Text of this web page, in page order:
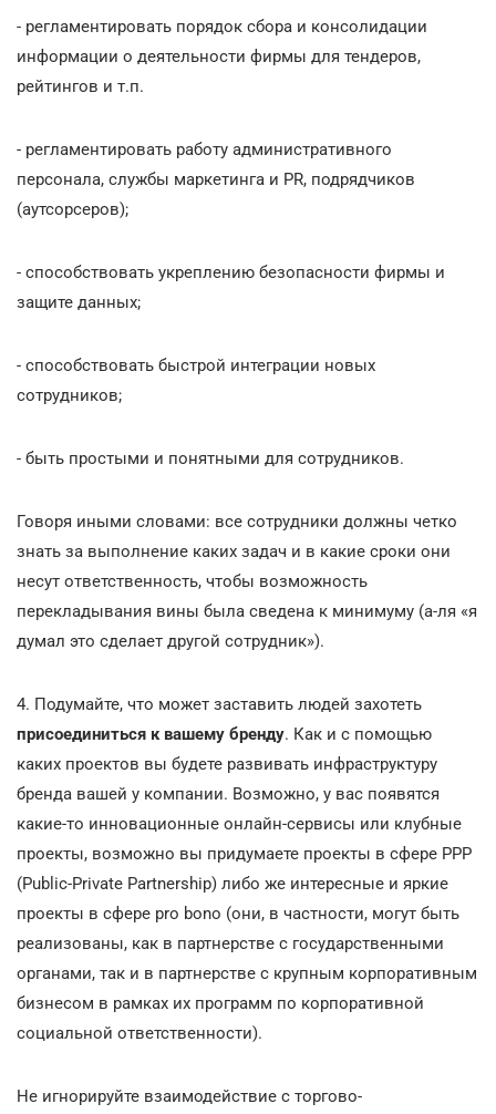
- регламентировать порядок сбора и консолидации
информации о деятельности фирмы для тендеров,
рейтингов и т.п.
- регламентировать работу административного
персонала, службы маркетинга и PR, подрядчиков
(аутсорсеров);
- способствовать укреплению безопасности фирмы и
защите данных;
- способствовать быстрой интеграции новых
сотрудников;
- быть простыми и понятными для сотрудников.
Говоря иными словами: все сотрудники должны четко
знать за выполнение каких задач и в какие сроки они
несут ответственность, чтобы возможность
перекладывания вины была сведена к минимуму (а-ля «я
думал это сделает другой сотрудник»).
4. Подумайте, что может заставить людей захотеть
присоединиться к вашему бренду. Как и с помощью
каких проектов вы будете развивать инфраструктуру
бренда вашей у компании. Возможно, у вас появятся
какие-то инновационные онлайн-сервисы или клубные
проекты, возможно вы придумаете проекты в сфере PPP
(Public-Private Partnership) либо же интересные и яркие
проекты в сфере pro bono (они, в частности, могут быть
реализованы, как в партнерстве с государственными
органами, так и в партнерстве с крупным корпоративным
бизнесом в рамках их программ по корпоративной
социальной ответственности).
Не игнорируйте взаимодействие с торгово-